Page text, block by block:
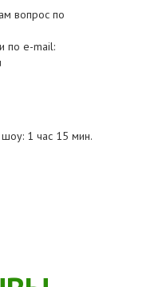
вопрос по
по e-mail:
1 час 15 мин.